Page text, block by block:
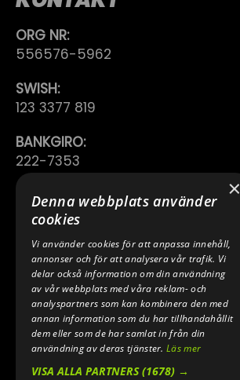
ORG NR:
556576-5962
SWISH:
123 3377 819
BANKGIRO:
222-7353
TELEFON:
0640 200 50
E-POST:
INFO@SPEEDSHOPEN.SE
ÅNGRA MITT KÖP
×
Denna webbplats använder
cookies
Vi använder cookies för att anpassa innehåll,
annonser och för att analysera vår trafik. Vi
delar också information om din användning
av vår webbplats med våra reklam- och
analyspartners som kan kombinera den med
annan information som du har tillhandahållit
dem eller som de har samlat in från din
användning av deras tjänster.Läs mer
VISA ALLA PARTNERS(1678) →